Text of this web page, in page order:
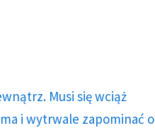
Musi się wciąż
i wytrwale zapominać o